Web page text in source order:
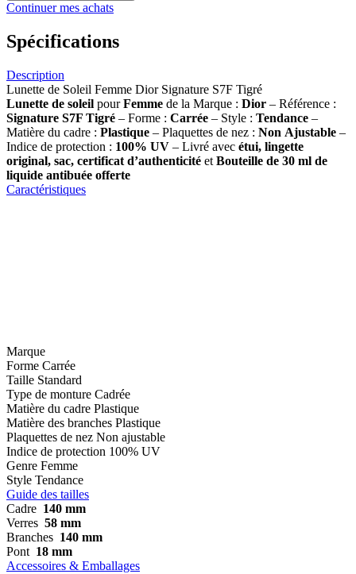
Continuer mes achats
Spécifications
Description
Lunette de Soleil Femme Dior Signature S7F Tigré
Lunette de soleil pourFemme de la Marque : Dior – Référence :
Signature S7F Tigré – Forme : Carrée – Style : Tendance –
Matière du cadre : Plastique – Plaquettes de nez : Non Ajustable –
Indice de protection : 100% UV – Livré avec étui, lingette
original, sac, certificat d’authenticité et Bouteille de 30 ml de
liquide antibuée offerte
Caractéristiques
Marque
Forme Carrée
Taille Standard
Type de monture Cadrée
Matière du cadre Plastique
Matière des branches Plastique
Plaquettes de nez Non ajustable
Indice de protection 100% UV
Genre Femme
Style Tendance
Guide des tailles
Cadre 140 mm
Verres 58 mm
Branches 140 mm
Pont 18 mm
Accessoires & Emballages